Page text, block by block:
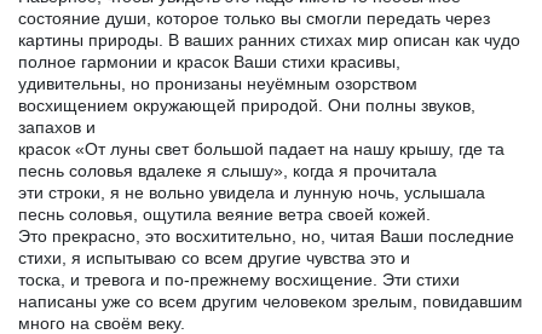
состояние души, которое только вы смогли передать через
картины природы. В ваших ранних стихах мир описан как чудо
полное гармонии и красок Ваши стихи красивы,
удивительны, но пронизаны неуёмным озорством
восхищением окружающей природой. Они полны звуков,
запахов и
красок «От луны свет большой падает на нашу крышу, где та
песнь соловья вдалеке я слышу», когда я прочитала
эти строки, я не вольно увидела и лунную ночь, услышала
песнь соловья, ощутила веяние ветра своей кожей.
Это прекрасно, это восхитительно, но, читая Ваши последние
стихи, я испытываю со всем другие чувства это и
тоска, и тревога и по-прежнему восхищение. Эти стихи
написаны уже со всем другим человеком зрелым, повидавшим
много на своём веку.